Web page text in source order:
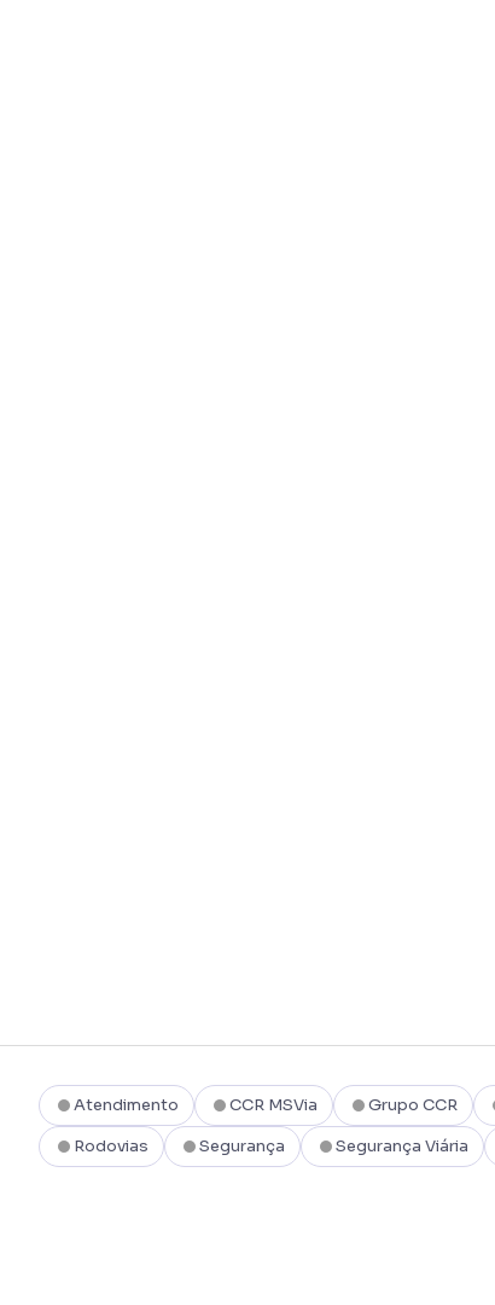
Atendimento CCR MSVia Grupo CCR
Rodovias
Segurança Segurança Viária